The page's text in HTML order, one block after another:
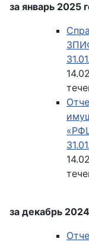
за январь 2025
за декабрь